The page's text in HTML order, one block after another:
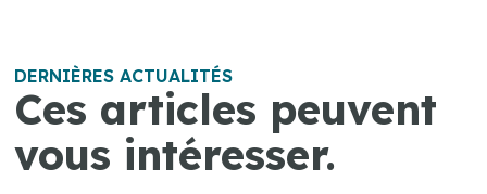
DERNIÈRES ACTUALITÉS
Ces articles peuvent
vous intéresser.